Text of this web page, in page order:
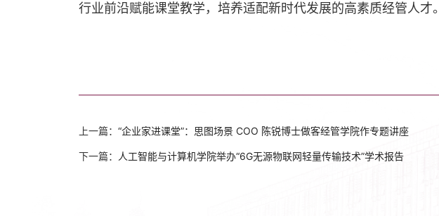
行业前沿赋能课堂教学，培养适配新时代发展的高素质经管人才。
上一篇： “企业家进课堂”：思图场景 COO 陈锐博士做客经管学院作专题讲座
下一篇： 人工智能与计算机学院举办“6G无源物联网轻量传输技术”学术报告